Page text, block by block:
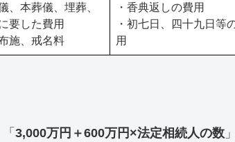
、本葬儀、埋葬、
要した費用
施、戒名料
・香典返しの費用
・初七日、四十九日等
用
3,000万円＋600万円×法定相続人の数